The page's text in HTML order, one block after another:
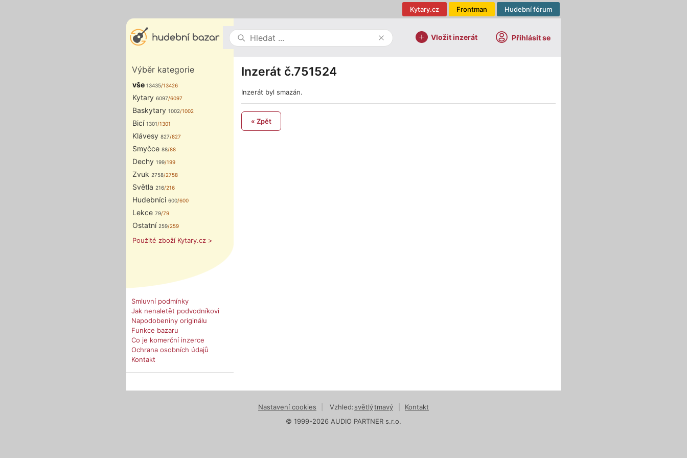
Hudební fórum
Frontman
Kytary.cz
Vložit inzerát Přihlásit se
Výběr kategorie
vše 13435/13426
Kytary 6097/6097
Baskytary 1002/1002
Bicí 1301/1301
Klávesy 827/827
Smyčce 88/88
Dechy 199/199
Zvuk 2758/2758
Světla 216/216
Hudebníci 600/600
Lekce 79/79
Ostatní 259/259
Použité zboží Kytary.cz >
Smluvní podmínky
Jak nenaletět podvodníkovi
Napodobeniny originálu
Funkce bazaru
Co je komerční inzerce
Ochrana osobních údajů
Kontakt
Inzerát č.751524
Inzerát byl smazán.
« Zpět
Nastavení cookies Vzhled:světlýtmavý
Kontakt
© 1999-2026 AUDIO PARTNER s.r.o.